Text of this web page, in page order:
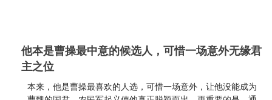
他本是曹操最中意的候选人，可惜一场意外无缘君
主之位
本来，他是曹操最喜欢的人选，可惜一场意外，让他没能成为